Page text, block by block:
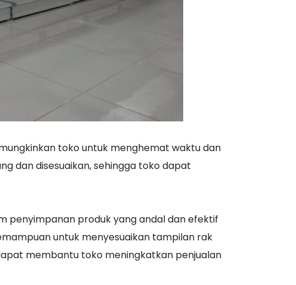
toko untuk menghemat waktu dan
dan disesuaikan, sehingga toko dapat
penyimpanan produk yang andal dan efektif
untuk menyesuaikan tampilan rak
membantu toko meningkatkan penjualan